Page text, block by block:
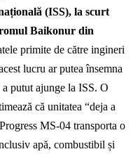
(ISS), la scurt
Baikonur din
primite de către ingineri
lucru ar putea însemna
putut ajunge la ISS. O
că unitatea “deja a
MS-04 transporta o
apă, combustibil și